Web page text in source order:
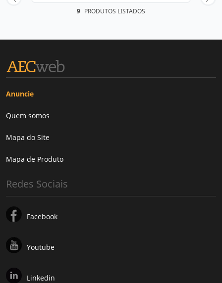
9 PRODUTOS LISTADOS
Anuncie
Quem somos
Mapa do Site
Mapa de Produto
Redes Sociais
Facebook
Youtube
Linkedin